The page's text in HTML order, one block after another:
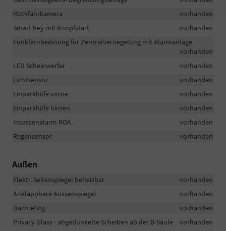
Rückfahrkamera
vorhanden
Smart Key mit Knopfstart
vorhanden
Funkfernbedinung für Zentralverriegelung mit Alarmanlage
vorhanden
LED Scheinwerfer
vorhanden
Lichtsensor
vorhanden
Einparkhilfe vorne
vorhanden
Einparkhilfe hinten
vorhanden
Insassenalarm ROA
vorhanden
Regensensor
vorhanden
Außen
Elektr. Seitenspiegel beheizbar
vorhanden
Anklappbare Aussenspiegel
vorhanden
Dachreling
vorhanden
Privacy Glass - abgedunkelte Scheiben ab der B-Säule
vorhanden